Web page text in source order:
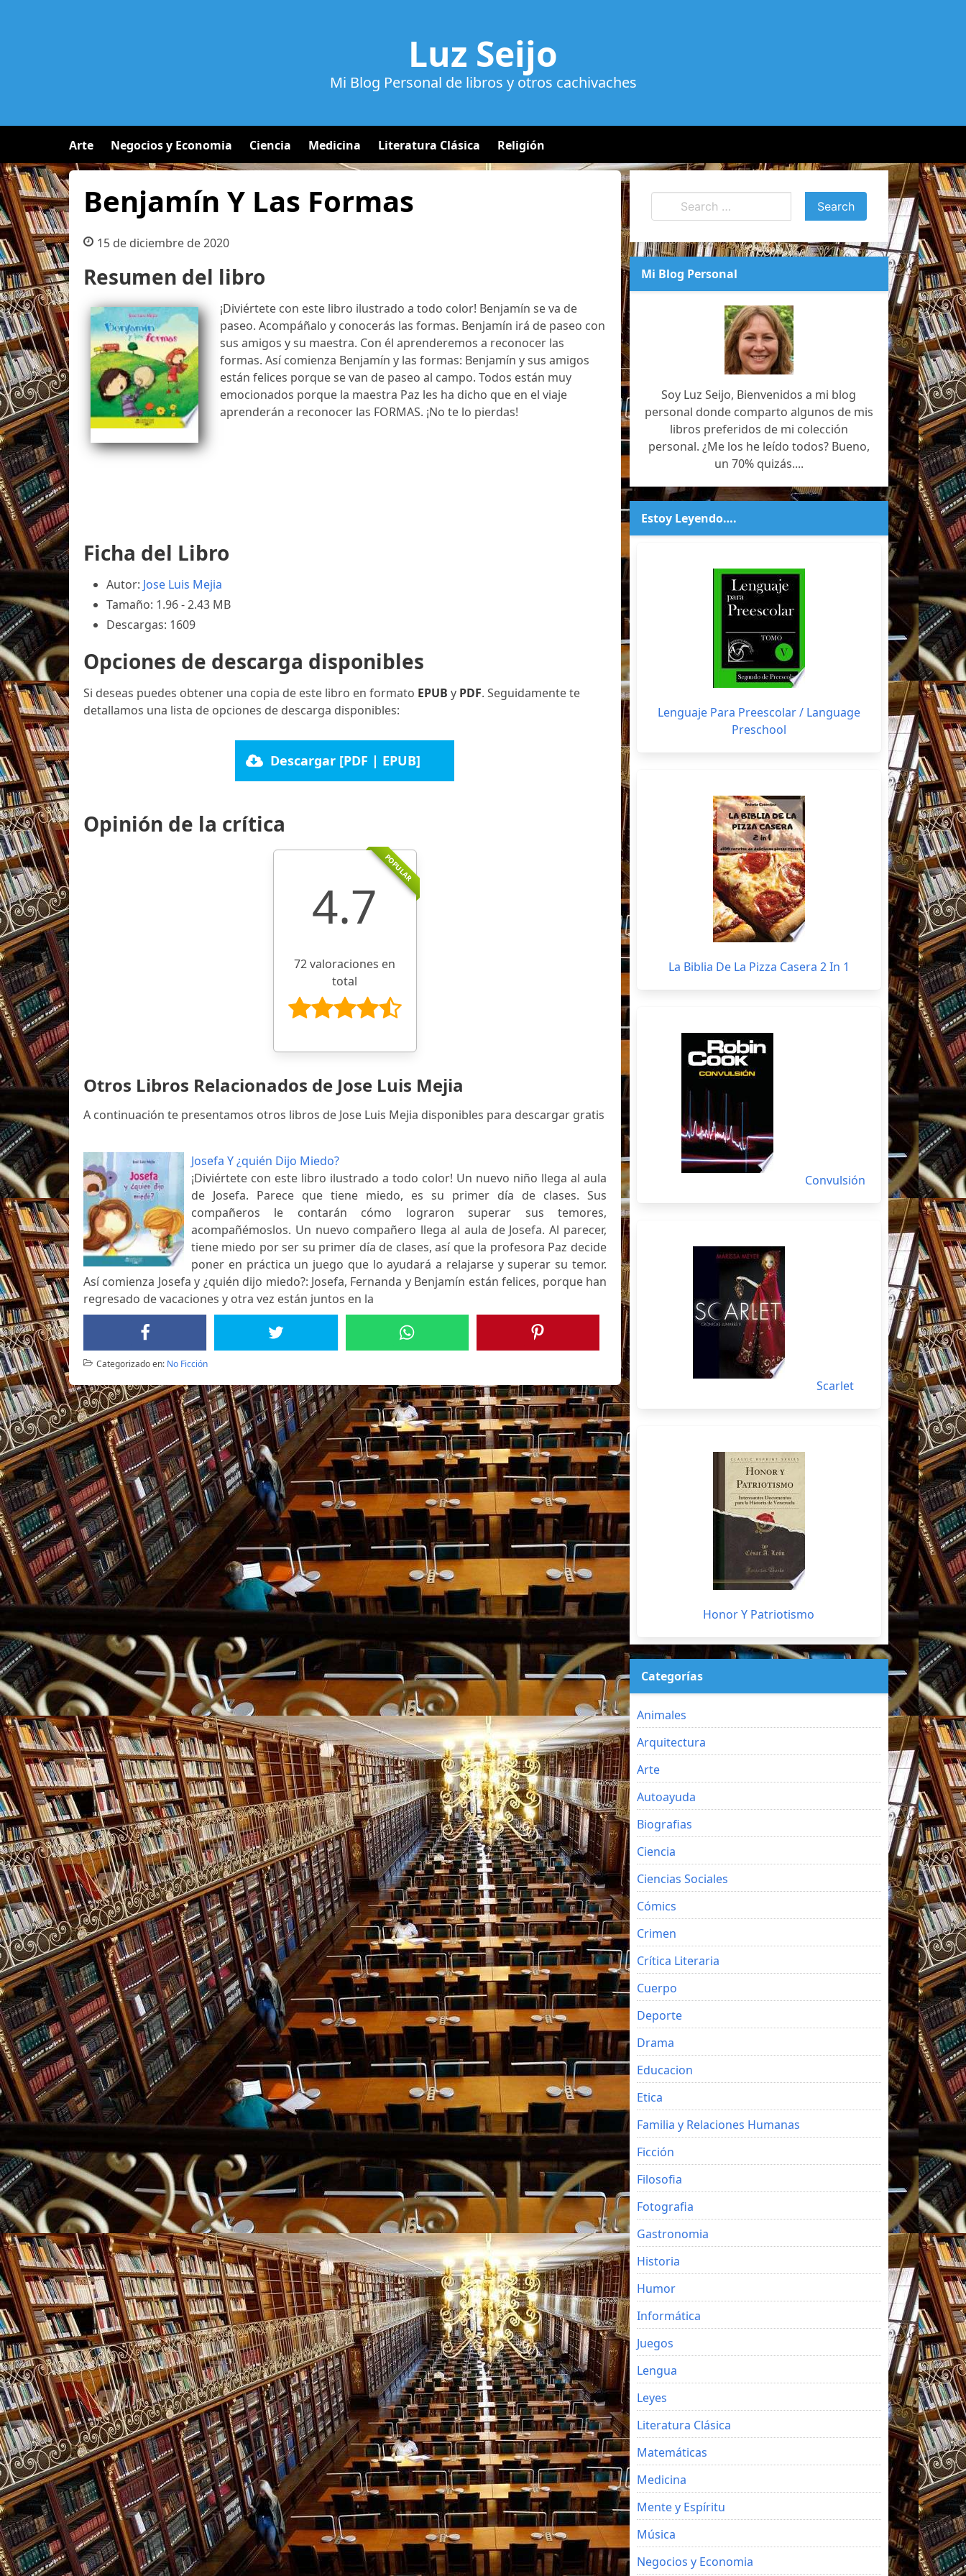
Luz Seijo
Mi Blog Personal de libros y otros cachivaches
Arte Negocios y Economia Ciencia Medicina Literatura Clásica Religión
Benjamín Y Las Formas
15 de diciembre de 2020
Resumen del libro
¡Diviértete con este libro ilustrado a todo color! Benjamín se va de
paseo. Acompáñalo y conocerás las formas. Benjamín irá de paseo con
sus amigos y su maestra. Con él aprenderemos a reconocer las
formas. Así comienza Benjamín y las formas: Benjamín y sus amigos
están felices porque se van de paseo al campo. Todos están muy
emocionados porque la maestra Paz les ha dicho que en el viaje
aprenderán a reconocer las FORMAS. ¡No te lo pierdas!
Ficha del Libro
Autor: Jose Luis Mejia
Tamaño: 1.96 - 2.43 MB
Descargas: 1609
Opciones de descarga disponibles
Si deseas puedes obtener una copia de este libro en formato EPUB y PDF. Seguidamente te
detallamos una lista de opciones de descarga disponibles:
Descargar [PDF | EPUB]
Opinión de la crítica
POPULAR
4.7
72 valoraciones en
total
Otros Libros Relacionados de Jose Luis Mejia
A continuación te presentamos otros libros de Jose Luis Mejia disponibles para descargar gratis
Josefa Y ¿quién Dijo Miedo?
¡Diviértete con este libro ilustrado a todo color! Un nuevo niño llega al aula
de Josefa. Parece que tiene miedo, es su primer día de clases. Sus
compañeros le contarán cómo lograron superar sus temores,
acompañémoslos. Un nuevo compañero llega al aula de Josefa. Al parecer,
tiene miedo por ser su primer día de clases, así que la profesora Paz decide
poner en práctica un juego que lo ayudará a relajarse y superar su temor.
Así comienza Josefa y ¿quién dijo miedo?: Josefa, Fernanda y Benjamín están felices, porque han
regresado de vacaciones y otra vez están juntos en la
Categorizado en: No Ficción
Mi Blog Personal
Soy Luz Seijo, Bienvenidos a mi blog
personal donde comparto algunos de mis
libros preferidos de mi colección
personal. ¿Me los he leído todos? Bueno,
un 70% quizás....
Estoy Leyendo….
Lenguaje Para Preescolar / Language
Preschool
La Biblia De La Pizza Casera 2 In 1
Convulsión
Scarlet
Honor Y Patriotismo
Categorías
Animales
Arquitectura
Arte
Autoayuda
Biografias
Ciencia
Ciencias Sociales
Cómics
Crimen
Crítica Literaria
Cuerpo
Deporte
Drama
Educacion
Etica
Familia y Relaciones Humanas
Ficción
Filosofia
Fotografia
Gastronomia
Historia
Humor
Informática
Juegos
Lengua
Leyes
Literatura Clásica
Matemáticas
Medicina
Mente y Espíritu
Música
Negocios y Economia